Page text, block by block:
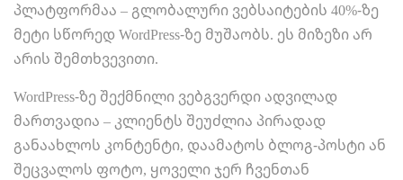
პლატფორმაა – გლობალური ვებსაიტების 40%-ზე
მეტი სწორედ WordPress-ზე მუშაობს. ეს მიზეზი არ
არის შემთხვევითი.
WordPress-ზე შექმნილი ვებგვერდი ადვილად
მართვადია – კლიენტს შეუძლია პირადად
განაახლოს კონტენტი, დაამატოს ბლოგ-პოსტი ან
შეცვალოს ფოტო, ყოველი ჯერ ჩვენთან